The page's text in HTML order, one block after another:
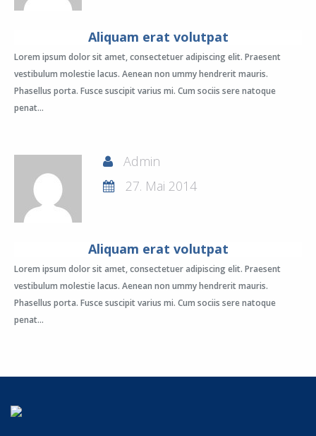
Aliquam erat volutpat
Lorem ipsum dolor sit amet, consectetuer adipiscing elit. Praesent
vestibulum molestie lacus. Aenean non ummy hendrerit mauris.
Phasellus porta. Fusce suscipit varius mi. Cum sociis sere natoque
penat...
Admin
27. Mai 2014
Aliquam erat volutpat
Lorem ipsum dolor sit amet, consectetuer adipiscing elit. Praesent
vestibulum molestie lacus. Aenean non ummy hendrerit mauris.
Phasellus porta. Fusce suscipit varius mi. Cum sociis sere natoque
penat...